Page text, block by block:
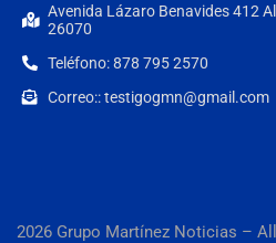
Avenida Lázaro Benavides 412
26070
Teléfono: 878 795 2570
Correo:: testigogmn@gmail.com
2026 Grupo Martínez Noticias –